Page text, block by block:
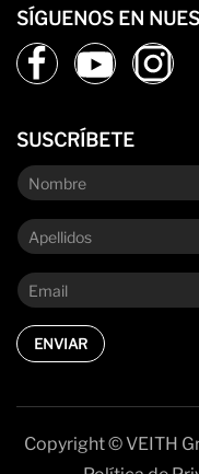
SÍGUENOS EN
SUSCRÍBETE
ENVIAR
Copyright © VEITH